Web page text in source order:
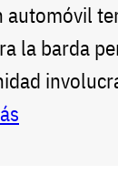
automóvil
la barda